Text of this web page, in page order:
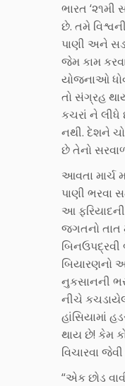
ભારત
છે. તમે
પાણી અને
જેમ કામ
યોજનાઓ
તો સંગ્રહ
કચરાં ને
નથી. દેશને
છે તેનો
આવતા માર્ચ
પાણી ભરવા
આ
જગતનો તાત
બિયારણનો
નુકસાનની
નીચે
હાંસિયામાં
થાય છે! કેમ
વિચારવા
“એક છોડ